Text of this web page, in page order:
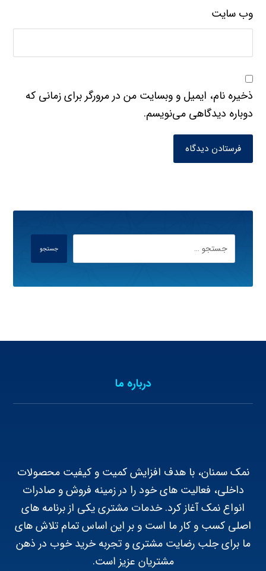
وب‌ سایت
ذخیره نام، ایمیل و وبسایت من در مرورگر برای زمانی که
دوباره دیدگاهی می‌نویسم.
فرستادن دیدگاه
جستجو
درباره ما
نمک سمنان، با هدف افزایش کمیت و کیفیت محصولات
داخلی، فعالیت های خود را در زمینه فروش و صادرات
انواع نمک آغاز کرد. خدمات مشتری یکی از برنامه های
اصلی کسب و کار ما است و بر این اساس تمام تلاش های
ما برای جلب رضایت مشتری و تجربه خرید خوب در ذهن
مشتریان عزیز است.